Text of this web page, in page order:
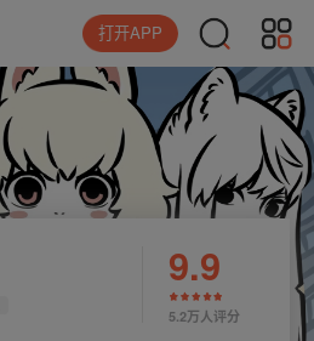
打开APP
9.9
5.2万人评分